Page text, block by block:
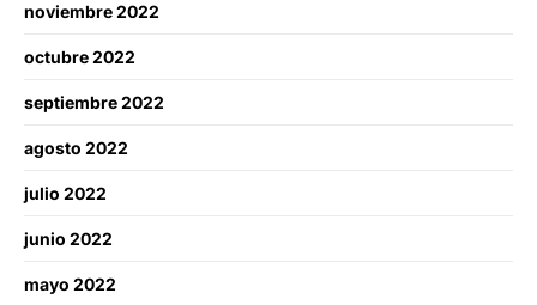
noviembre 2022
octubre 2022
septiembre 2022
agosto 2022
julio 2022
junio 2022
mayo 2022